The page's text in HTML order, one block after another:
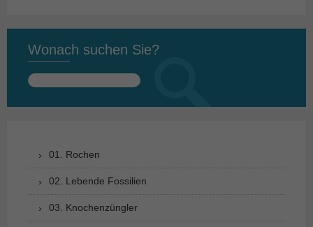
Wonach suchen Sie?
Suchen
01. Rochen
02. Lebende Fossilien
03. Knochenzüngler